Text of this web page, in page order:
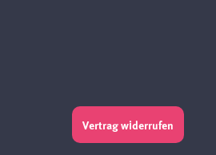
Vertrag widerrufen